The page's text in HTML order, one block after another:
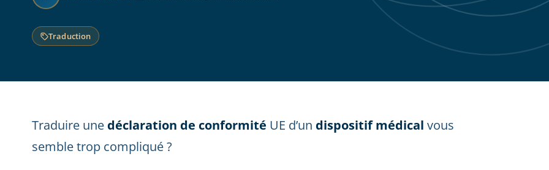
Traduction
Traduire une déclaration de conformité UE d’un dispositif médical vous
semble trop compliqué ?